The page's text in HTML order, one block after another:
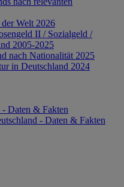
Welt 2026
II / Sozialgeld /
2005-2025
nach Nationalität 2025
in Deutschland 2024
Daten & Fakten
- Daten & Fakten